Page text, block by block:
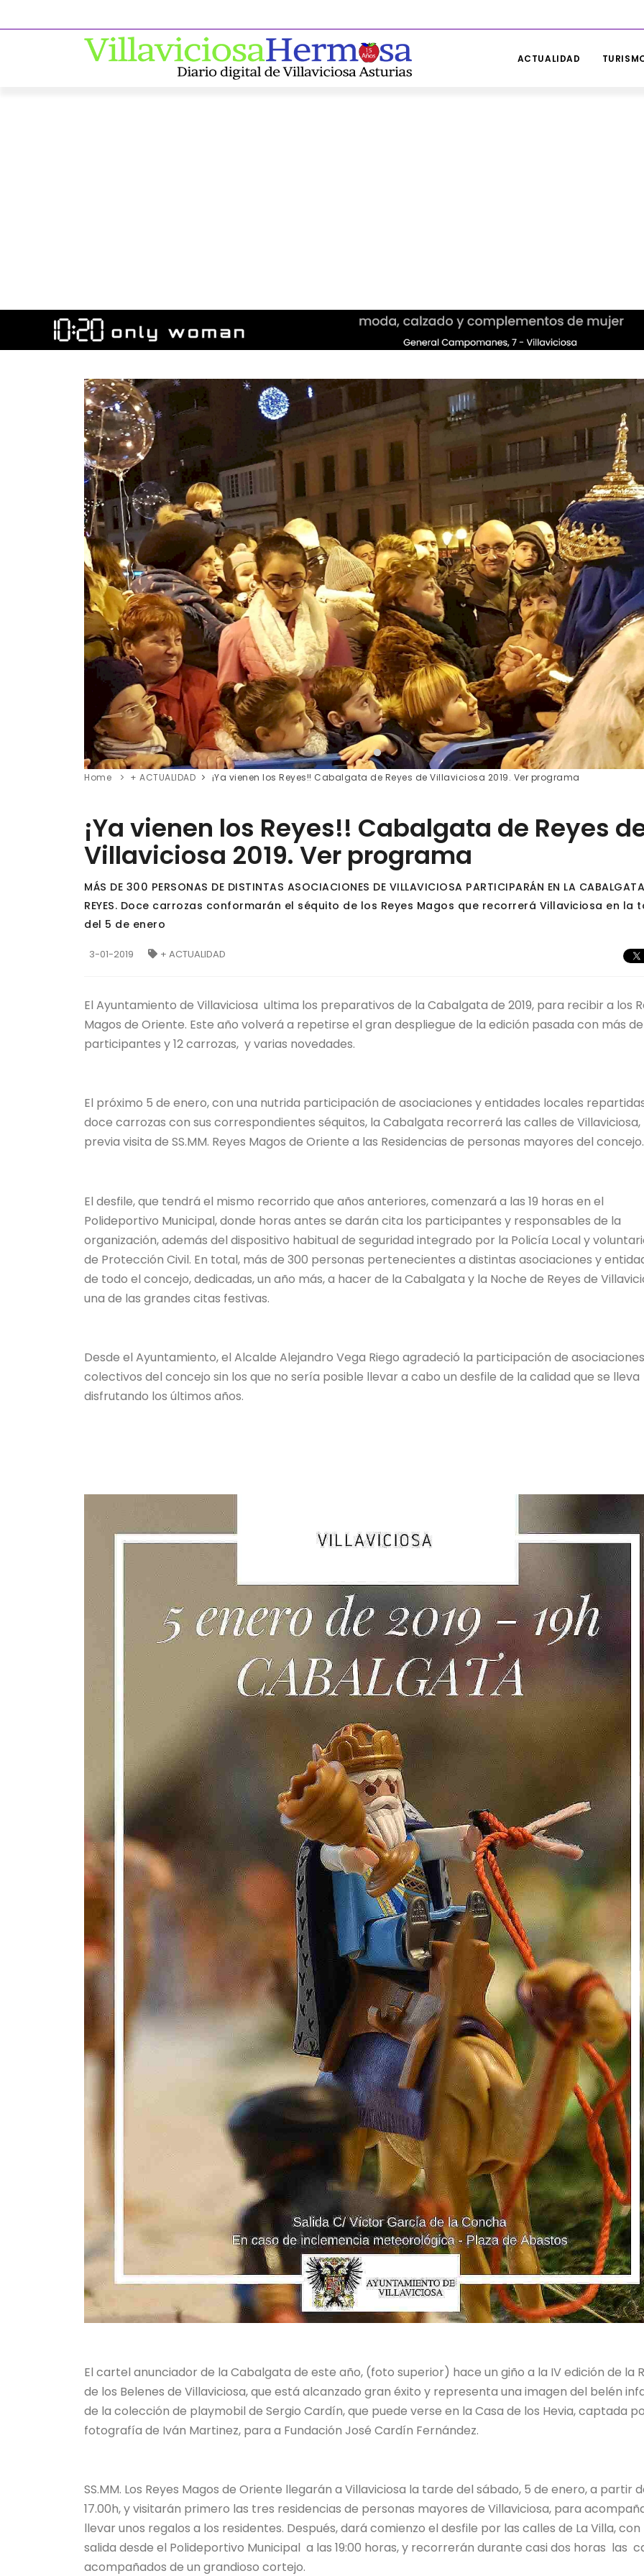
ACTUALIDAD
Home + ACTUALIDAD ¡Ya vienen los Reyes!! Cabalgata de Reyes de Villaviciosa 2019. Ver programa
¡Ya vienen los Reyes!! Cabalgata de Reyes
Villaviciosa 2019. Ver programa
MÁS DE 300 PERSONAS DE DISTINTAS ASOCIACIONES DE VILLAVICIOSA PARTICIPARÁN EN LA
REYES. Doce carrozas conformarán el séquito de los Reyes Magos que recorrerá Villaviciosa en la
del 5 de enero
3-01-2019 + ACTUALIDAD
El Ayuntamiento de Villaviciosa ultima los preparativos de la Cabalgata de 2019, para recibir a los
Magos de Oriente. Este año volverá a repetirse el gran despliegue de la edición pasada con más
participantes y 12 carrozas, y varias novedades.
El próximo 5 de enero, con una nutrida participación de asociaciones y entidades locales
doce carrozas con sus correspondientes séquitos, la Cabalgata recorrerá las calles de Villaviciosa,
previa visita de SS.MM. Reyes Magos de Oriente a las Residencias de personas mayores del concejo.
El desfile, que tendrá el mismo recorrido que años anteriores, comenzará a las 19 horas en el
Polideportivo Municipal, donde horas antes se darán cita los participantes y responsables de la
organización, además del dispositivo habitual de seguridad integrado por la Policía Local y
de Protección Civil. En total, más de 300 personas pertenecientes a distintas asociaciones y
de todo el concejo, dedicadas, un año más, a hacer de la Cabalgata y la Noche de Reyes de
una de las grandes citas festivas.
Desde el Ayuntamiento, el Alcalde Alejandro Vega Riego agradeció la participación de
colectivos del concejo sin los que no sería posible llevar a cabo un desfile de la calidad que se lleva
disfrutando los últimos años.
El cartel anunciador de la Cabalgata de este año, (foto superior) hace un giño a la IV edición de la
de los Belenes de Villaviciosa, que está alcanzado gran éxito y representa una imagen del belén
de la colección de playmobil de Sergio Cardín, que puede verse en la Casa de los Hevia, captada
fotografía de Iván Martinez, para a Fundación José Cardín Fernández.
SS.MM. Los Reyes Magos de Oriente llegarán a Villaviciosa la tarde del sábado, 5 de enero, a partir
17.00h, y visitarán primero las tres residencias de personas mayores de Villaviciosa, para
llevar unos regalos a los residentes. Después, dará comienzo el desfile por las calles de La Villa, con
salida desde el Polideportivo Municipal a las 19:00 horas, y recorrerán durante casi dos horas las
acompañados de un grandioso cortejo.